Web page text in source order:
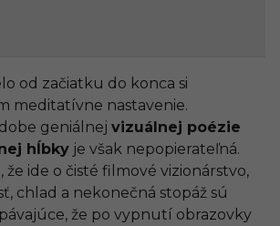
od začiatku do konca si
meditatívne nastavenie.
geniálnej vizuálnej poézie
hĺbky je však nepopierateľná.
že ide o čisté filmové vizionárstvo,
chlad a nekonečná stopáž sú
že po vypnutí obrazovky